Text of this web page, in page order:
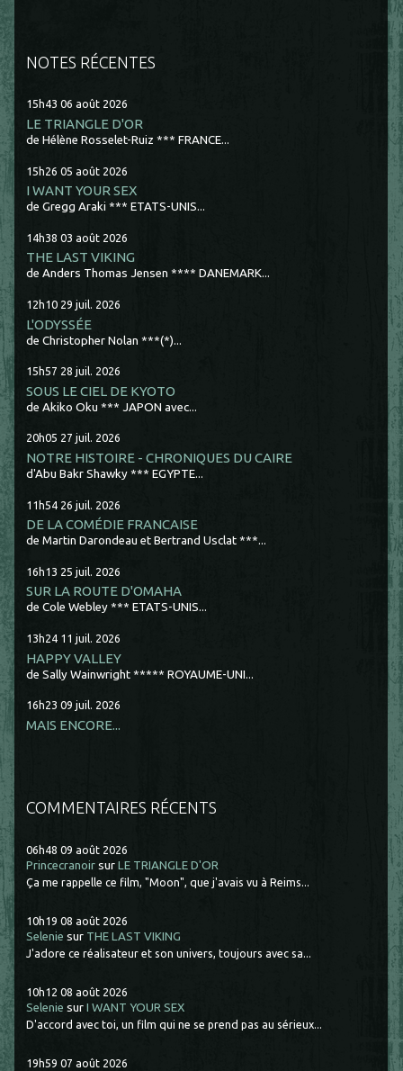
NOTES RÉCENTES
15h43 06 août 2026
LE TRIANGLE D'OR
de Hélène Rosselet-Ruiz *** FRANCE...
15h26 05 août 2026
I WANT YOUR SEX
de Gregg Araki *** ETATS-UNIS...
14h38 03 août 2026
THE LAST VIKING
de Anders Thomas Jensen **** DANEMARK...
12h10 29 juil. 2026
L'ODYSSÉE
de Christopher Nolan ***(*)...
15h57 28 juil. 2026
SOUS LE CIEL DE KYOTO
de Akiko Oku *** JAPON avec...
20h05 27 juil. 2026
NOTRE HISTOIRE - CHRONIQUES DU CAIRE
d'Abu Bakr Shawky *** EGYPTE...
11h54 26 juil. 2026
DE LA COMÉDIE FRANCAISE
de Martin Darondeau et Bertrand Usclat ***...
16h13 25 juil. 2026
SUR LA ROUTE D'OMAHA
de Cole Webley *** ETATS-UNIS...
13h24 11 juil. 2026
HAPPY VALLEY
de Sally Wainwright ***** ROYAUME-UNI...
16h23 09 juil. 2026
MAIS ENCORE...
COMMENTAIRES RÉCENTS
06h48 09 août 2026
Princecranoir surLE TRIANGLE D'OR
Ça me rappelle ce film, "Moon", que j'avais vu à Reims...
10h19 08 août 2026
Selenie sur THE LAST VIKING
J'adore ce réalisateur et son univers, toujours avec sa...
10h12 08 août 2026
Selenie surI WANT YOUR SEX
D'accord avec toi, un film qui ne se prend pas au sérieux...
19h59 07 août 2026